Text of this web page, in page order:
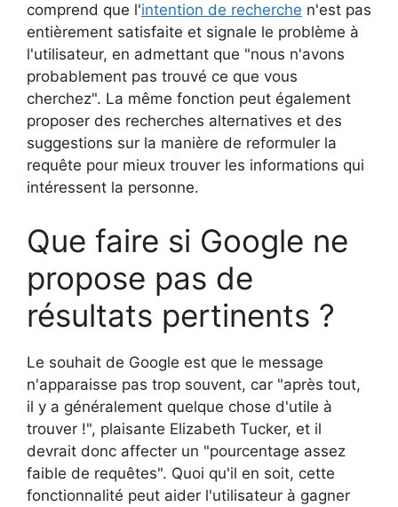
comprend que l'intention de recherche n'est pas
entièrement satisfaite et signale le problème à
l'utilisateur, en admettant que "nous n'avons
probablement pas trouvé ce que vous
cherchez". La même fonction peut également
proposer des recherches alternatives et des
suggestions sur la manière de reformuler la
requête pour mieux trouver les informations qui
intéressent la personne.
Que faire si Google ne
propose pas de
résultats pertinents ?
Le souhait de Google est que le message
n'apparaisse pas trop souvent, car "après tout,
il y a généralement quelque chose d'utile à
trouver !", plaisante Elizabeth Tucker, et il
devrait donc affecter un "pourcentage assez
faible de requêtes". Quoi qu'il en soit, cette
fonctionnalité peut aider l'utilisateur à gagner